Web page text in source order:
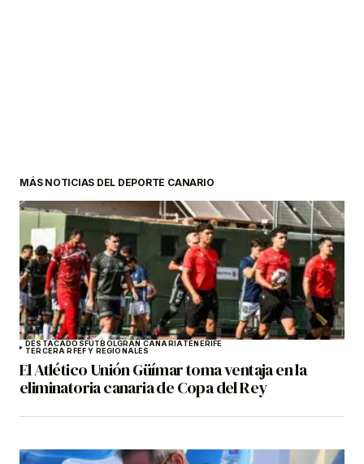
MÁS NOTICIAS DEL DEPORTE CANARIO
DESTACADOSFÚTBOLGRAN CANARIATENERIFE
TERCERA RFEF Y REGIONALES
El Atlético Unión Güímar toma ventaja en la
eliminatoria canaria de Copa del Rey